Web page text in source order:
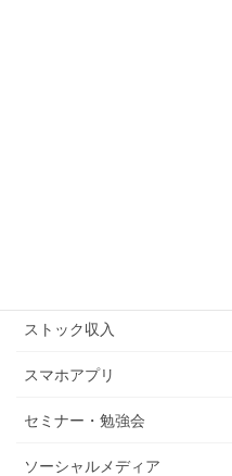
ストック収入
スマホアプリ
セミナー・勉強会
ソーシャルメディア